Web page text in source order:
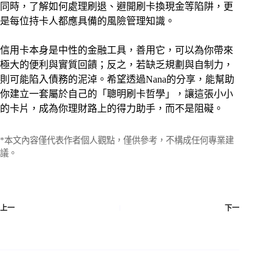
同時，了解如何處理刷退、避開刷卡換現金等陷阱，更
是每位持卡人都應具備的風險管理知識。
信用卡本身是中性的金融工具，善用它，可以為你帶來
極大的便利與實質回饋；反之，若缺乏規劃與自制力，
則可能陷入債務的泥淖。希望透過Nana的分享，能幫助
你建立一套屬於自己的「聰明刷卡哲學」，讓這張小小
的卡片，成為你理財路上的得力助手，而不是阻礙。
*本文內容僅代表作者個人觀點，僅供參考，不構成任何專業建
議。
上一 下一